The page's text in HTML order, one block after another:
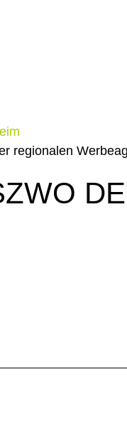
regionalen